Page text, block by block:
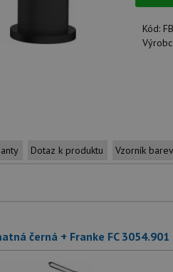
Kód:
Dotaz k produktu Vzorník barev
černá + Franke FC